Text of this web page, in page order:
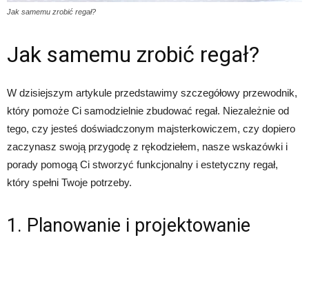
Jak samemu zrobić regał?
Jak samemu zrobić regał?
W dzisiejszym artykule przedstawimy szczegółowy przewodnik,
który pomoże Ci samodzielnie zbudować regał. Niezależnie od
tego, czy jesteś doświadczonym majsterkowiczem, czy dopiero
zaczynasz swoją przygodę z rękodziełem, nasze wskazówki i
porady pomogą Ci stworzyć funkcjonalny i estetyczny regał,
który spełni Twoje potrzeby.
1. Planowanie i projektowanie